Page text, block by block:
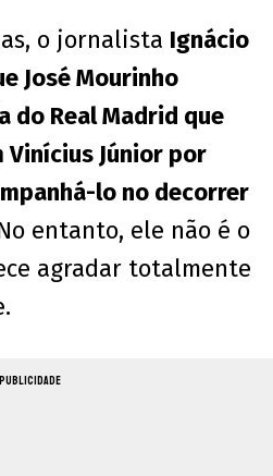
o jornalista Ignácio
José Mourinho
Real Madrid que
Vinícius Júnior por
lo no decorrer
entanto, ele não é o
agradar totalmente
PUBLICIDADE